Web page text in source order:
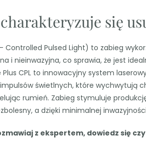
się
Controlled Pulsed Light) to zabieg
i nieinwazyjna, co sprawia, że jest
Plus CPL to innowacyjny system
świetlnych, które
rumień. Zabieg stymuluje
a dzięki minimalnej
z ekspertem, dowiedz się